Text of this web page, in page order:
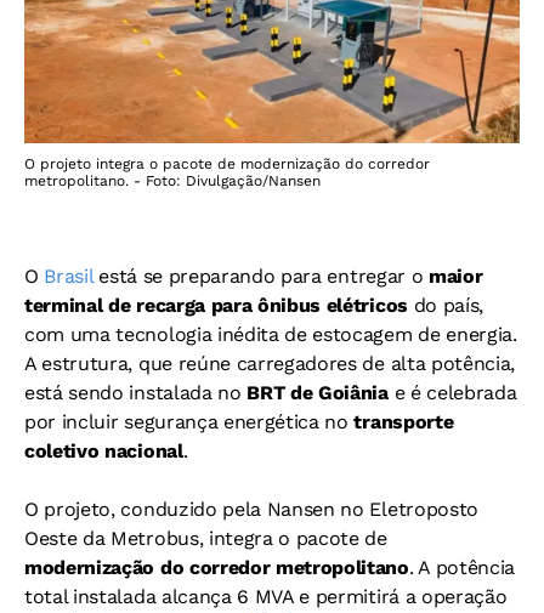
O projeto integra o pacote de modernização do corredor
metropolitano. - Foto: Divulgação/Nansen
O Brasil está se preparando para entregar o maior
terminal de recarga para ônibus elétricos do país,
com uma tecnologia inédita de estocagem de energia.
A estrutura, que reúne carregadores de alta potência,
está sendo instalada no BRT de Goiâniae é celebrada
por incluir segurança energética notransporte
coletivo nacional.
O projeto, conduzido pela Nansen no Eletroposto
Oeste da Metrobus, integra o pacote de
modernização do corredor metropolitano. A potência
total instalada alcança 6 MVA e permitirá a operação